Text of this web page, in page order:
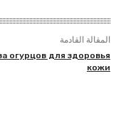
المقالة القادمة
огурцов для здоровья
кожи